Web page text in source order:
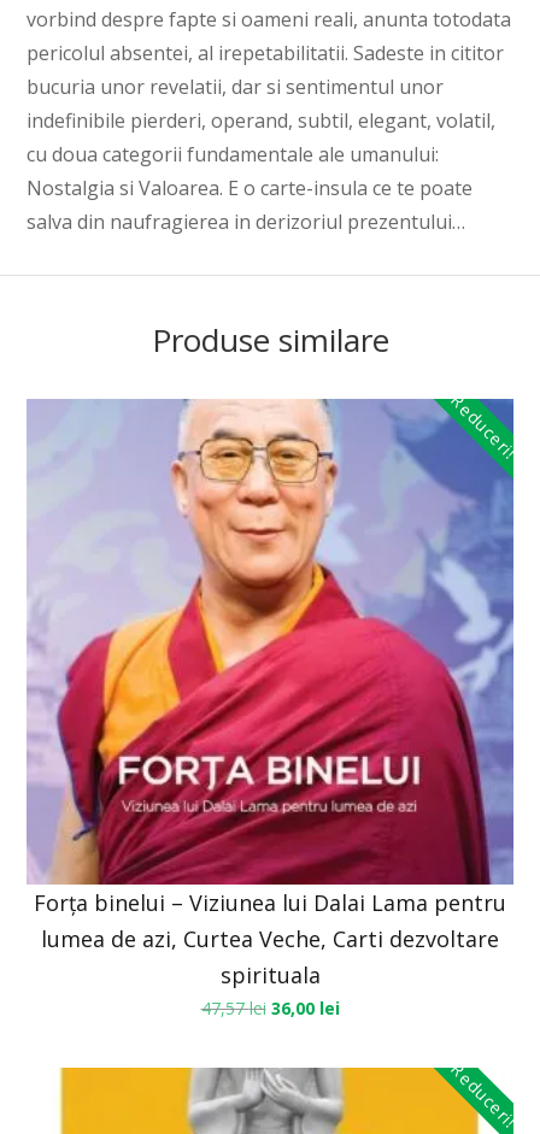
vorbind despre fapte si oameni reali, anunta totodata
pericolul absentei, al irepetabilitatii. Sadeste in cititor
bucuria unor revelatii, dar si sentimentul unor
indefinibile pierderi, operand, subtil, elegant, volatil,
cu doua categorii fundamentale ale umanului:
Nostalgia si Valoarea. E o carte-insula ce te poate
salva din naufragierea in derizoriul prezentului…
Produse similare
Reduceri!
Forța binelui – Viziunea lui Dalai Lama pentru
lumea de azi, Curtea Veche, Carti dezvoltare
spirituala
47,57lei 36,00 lei
Reduceri!